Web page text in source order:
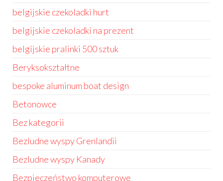
belgijskie czekoladki hurt
belgijskie czekoladki na prezent
belgijskie pralinki 500 sztuk
Beryksokształtne
bespoke aluminum boat design
Betonowce
Bez kategorii
Bezludne wyspy Grenlandii
Bezludne wyspy Kanady
Bezpieczeństwo komputerowe